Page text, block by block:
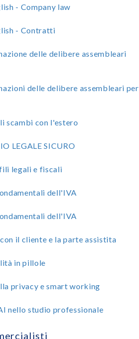
- Company law
- Contratti
delle delibere assembleari
delle delibere assembleari per
scambi con l'estero
LEGALE SICURO
legali e fiscali
dell'IVA
dell'IVA
il cliente e la parte assistita
in pillole
privacy e smart working
nello studio professionale